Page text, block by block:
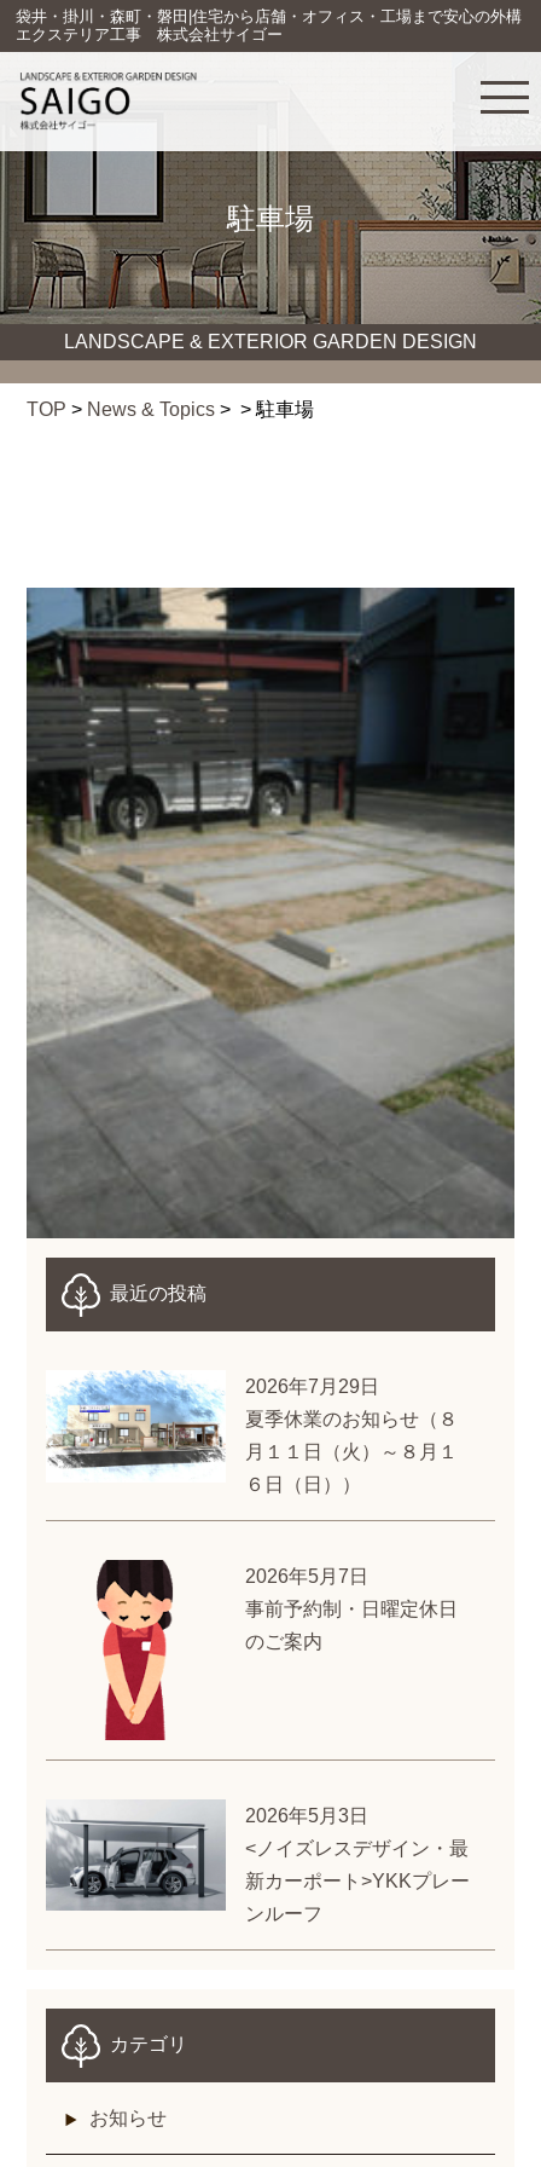
袋井・掛川・森町・磐田|住宅から店舗・オフィス・工場まで安心の外構
エクステリア工事 株式会社サイゴー
駐車場
LANDSCAPE & EXTERIOR GARDEN DESIGN
TOP > News & Topics > > 駐車場
最近の投稿
2026年7月29日
夏季休業のお知らせ（８
月１１日（火）～８月１
６日（日））
2026年5月7日
事前予約制・日曜定休日
のご案内
2026年5月3日
<ノイズレスデザイン・最
新カーポート>YKKプレー
ンルーフ
カテゴリ
お知らせ